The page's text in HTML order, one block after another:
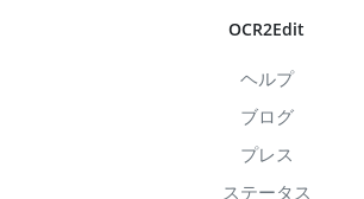
OCR2Edit
ヘルプ
ブログ
プレス
ステータス